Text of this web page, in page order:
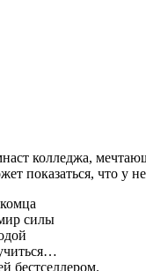
колледжа,
показаться, что у
силы
бестселлером.